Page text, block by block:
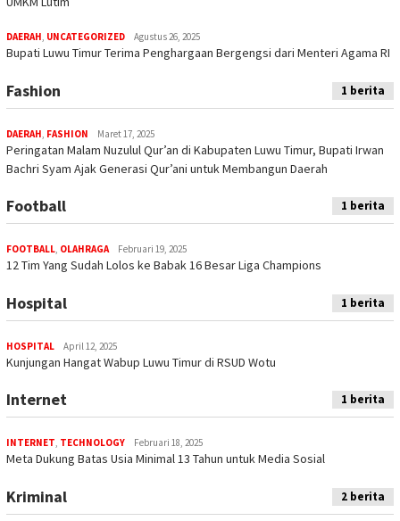
DAERAH, UNCATEGORIZED Agustus 26, 2025
Bupati Luwu Timur Terima Penghargaan Bergengsi dari Menteri Agama RI
Fashion 1 berita
DAERAH FASHION Maret 17, 2025
Peringatan Malam Nuzulul Qur’an di Kabupaten Luwu Timur, Bupati Irwan
Bachri Syam Ajak Generasi Qur’ani untuk Membangun Daerah
Football 1 berita
FOOTBALL, OLAHRAGA Februari 19, 2025
12 Tim Yang Sudah Lolos ke Babak 16 Besar Liga Champions
Hospital 1 berita
HOSPITAL April 12, 2025
Kunjungan Hangat Wabup Luwu Timur di RSUD Wotu
Internet 1 berita
INTERNET, TECHNOLOGY Februari 18, 2025
Meta Dukung Batas Usia Minimal 13 Tahun untuk Media Sosial
Kriminal 2 berita